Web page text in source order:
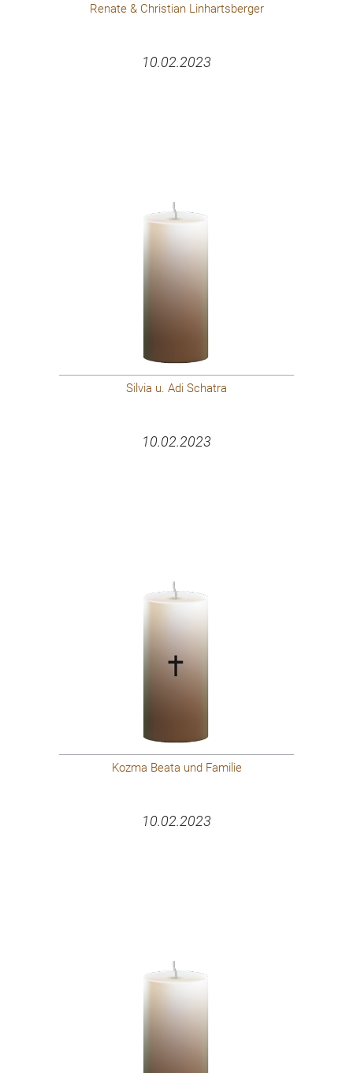
Renate & Christian Linhartsberger
10.02.2023
Silvia u. Adi Schatra
10.02.2023
Kozma Beata und Familie
10.02.2023